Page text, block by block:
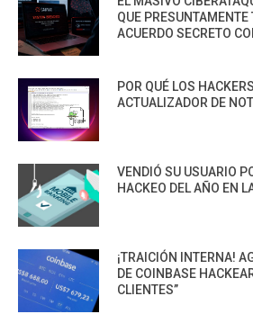
QUE PRESUNTAMENTE
ACUERDO SECRETO
POR QUÉ LOS
ACTUALIZADOR DE
VENDIÓ SU USUARIO
HACKEO DEL AÑO EN
¡TRAICIÓN INTERNA!
DE COINBASE
CLIENTES”